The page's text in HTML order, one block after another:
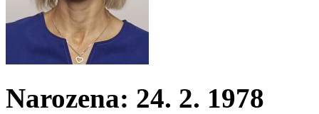
Narozena: 24. 2. 1978